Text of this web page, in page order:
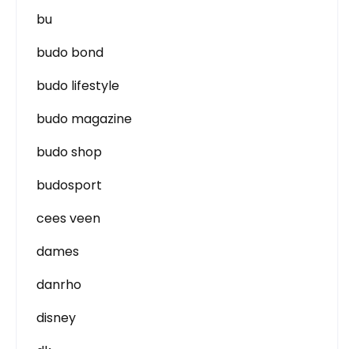
bu
budo bond
budo lifestyle
budo magazine
budo shop
budosport
cees veen
dames
danrho
disney